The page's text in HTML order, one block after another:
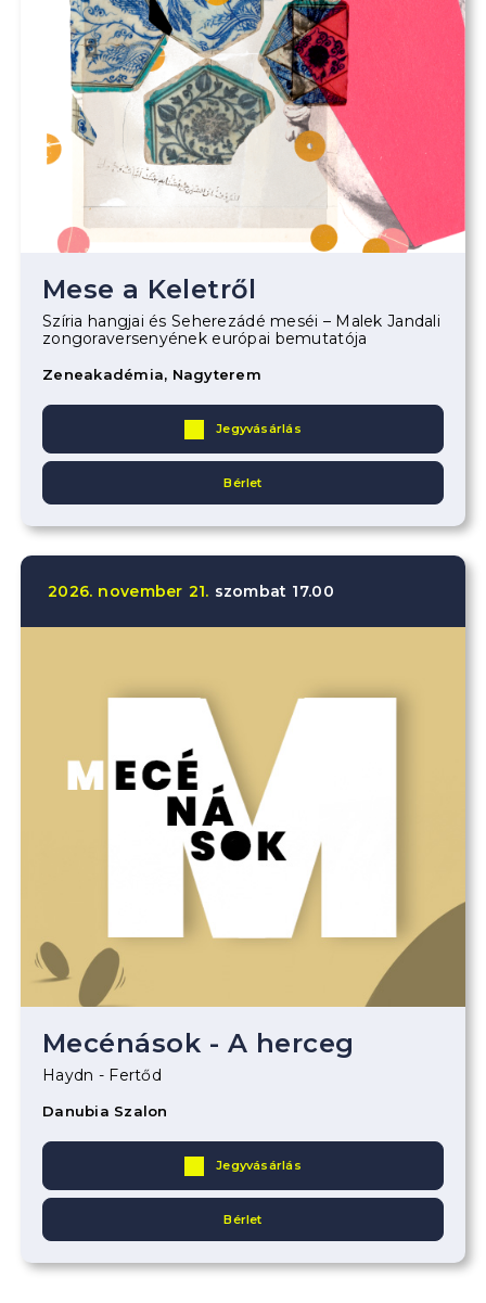
Mese a Keletről
Szíria hangjai és Seherezádé meséi – Malek Jandali
zongoraversenyének európai bemutatója
Zeneakadémia, Nagyterem
Jegyvásárlás
Bérlet
2026. november 21. szombat 17.00
Mecénások - A herceg
Haydn - Fertőd
Danubia Szalon
Jegyvásárlás
Bérlet